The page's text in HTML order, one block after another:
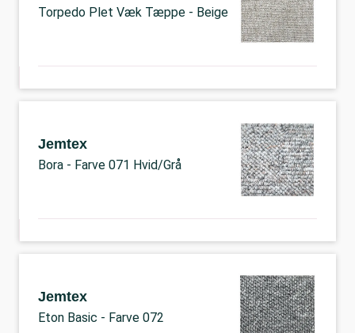
Torpedo Plet Væk Tæppe - Beige
Jemtex
Bora - Farve 071 Hvid/Grå
Jemtex
Eton Basic - Farve 072